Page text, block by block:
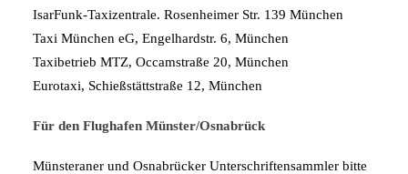
IsarFunk-Taxizentrale. Rosenheimer Str. 139 München
Taxi München eG, Engelhardstr. 6, München
Taxibetrieb MTZ, Occamstraße 20, München
Eurotaxi, Schießstättstraße 12, München
Für den Flughafen Münster/Osnabrück
Münsteraner und Osnabrücker Unterschriftensammler bitte